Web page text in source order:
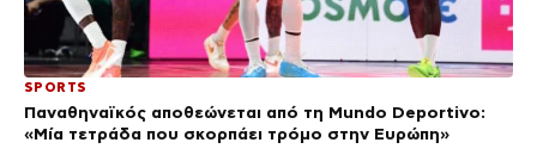
SPORTS
Παναθηναϊκός αποθεώνεται από τη Mundo Deportivo:
«Μία τετράδα που σκορπάει τρόμο στην Ευρώπη»